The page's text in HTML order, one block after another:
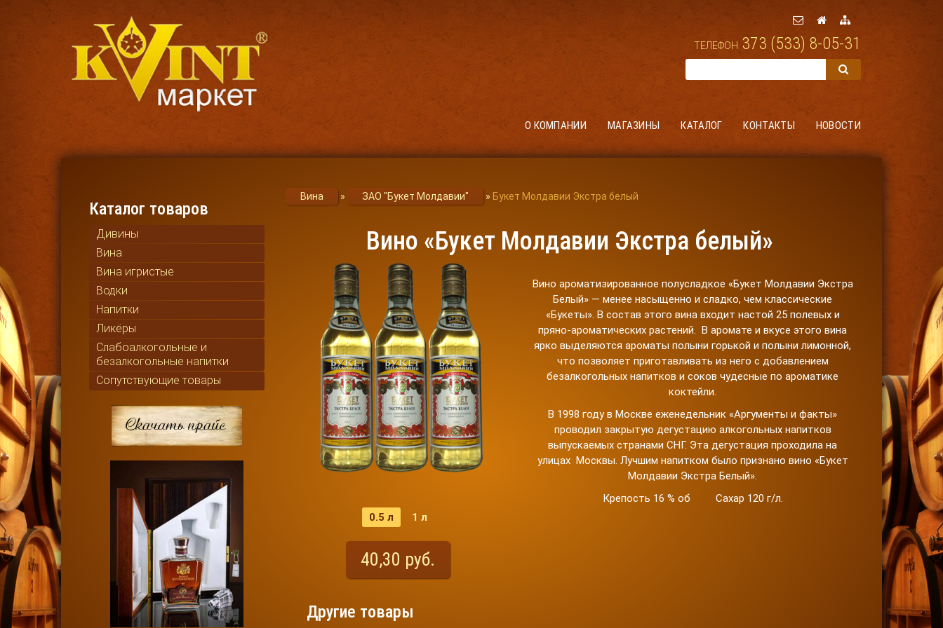
ТЕЛЕФОН 373 (533) 8-05-31
О КОМПАНИИ МАГАЗИНЫ КАТАЛОГ КОНТАКТЫ НОВОСТИ
Каталог товаров
Дивины
Вина
Вина игристые
Водки
Напитки
Ликёры
Слабоалкогольные и
безалкогольные напитки
Сопутствующие товары
Вина » ЗАО "Букет Молдавии" » Букет Молдавии Экстра белый
Вино «Букет Молдавии Экстра белый»
0.5 л 1 л
40,30 руб.
Вино ароматизированное полусладкое «Букет Молдавии Экстра
Белый» — менее насыщенно и сладко, чем классические
«Букеты». В состав этого вина входит настой 25 полевых и
пряно-ароматических растений. В аромате и вкусе этого вина
ярко выделяются ароматы полыни горькой и полыни лимонной,
что позволяет приготавливать из него с добавлением
безалкогольных напитков и соков чудесные по ароматике
коктейли.
В 1998 году в Москве еженедельник «Аргументы и факты»
проводил закрытую дегустацию алкогольных напитков
выпускаемых странами СНГ. Эта дегустация проходила на
улицах Москвы. Лучшим напитком было признано вино «Букет
Молдавии Экстра Белый».
Крепость 16 % об Сахар 120 г/л.
Другие товары